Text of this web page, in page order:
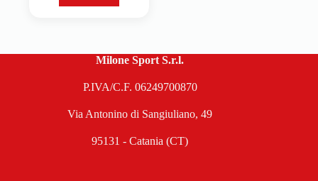
Milone Sport S.r.l.
P.IVA/C.F. 06249700870
Via Antonino di Sangiuliano, 49
95131 - Catania (CT)